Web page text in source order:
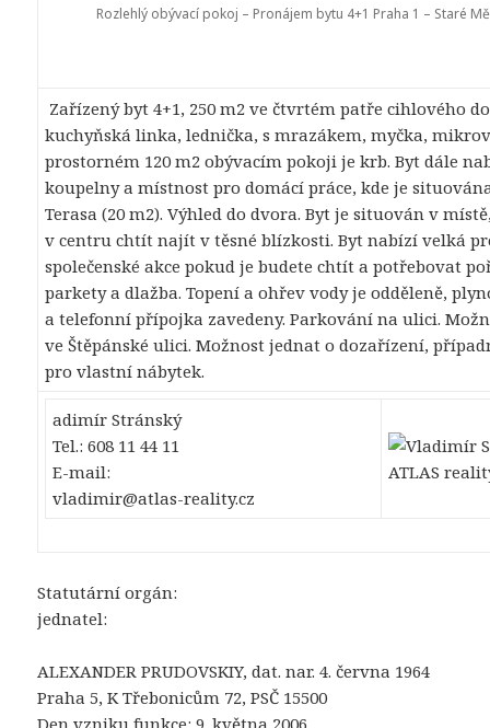
Rozlehlý obývací pokoj – Pronájem bytu 4+1 Praha 1 – Staré
Zařízený byt 4+1, 250 m2 ve čtvrtém patře cihlového
kuchyňská linka, lednička, s mrazákem, myčka,
prostorném 120 m2 obývacím pokoji je krb. Byt dále
koupelny a místnost pro domácí práce, kde je
Terasa (20 m2). Výhled do dvora. Byt je situován v
v centru chtít najít v těsné blízkosti. Byt nabízí velká
společenské akce pokud je budete chtít a potřebovat
parkety a dlažba. Topení a ohřev vody je odděleně,
a telefonní přípojka zavedeny. Parkování na ulici.
ve Štěpánské ulici. Možnost jednat o dozařízení,
pro vlastní nábytek.
adimír Stránský
Tel.: 608 11 44 11
E-mail:
vladimir@atlas-reality.cz
Statutární orgán:
jednatel:
ALEXANDER PRUDOVSKIY, dat. nar. 4. června 1964
Praha 5, K Třebonicům 72, PSČ 15500
Den vzniku funkce: 9. května 2006